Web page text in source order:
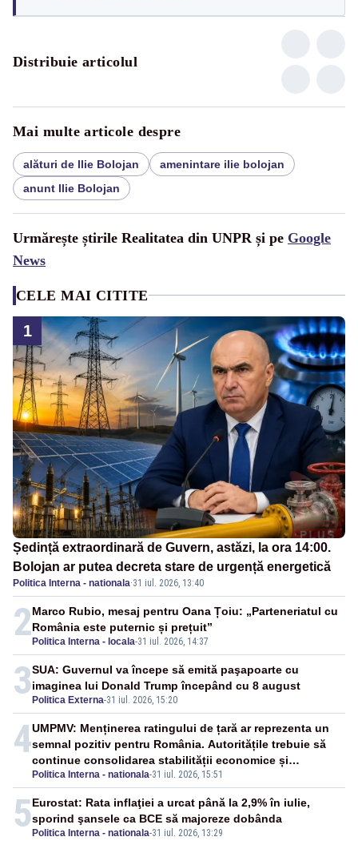
Distribuie articolul
Mai multe articole despre
alături de Ilie Bolojan
amenintare ilie bolojan
anunt Ilie Bolojan
Urmărește știrile Realitatea din UNPR și pe Google
News
CELE MAI CITITE
1
Ședință extraordinară de Guvern, astăzi, la ora 14:00.
Bolojan ar putea decreta stare de urgență energetică
Politica Interna - nationala·31 iul. 2026, 13:40
2 Politica Interna - locala-31 iul. 2026, 14:37
Marco Rubio, mesaj pentru Oana Țoiu: „Parteneriatul cu
România este puternic și prețuit”
3 Politica Externa-31 iul. 2026, 15:20
SUA: Guvernul va începe să emită paşapoarte cu
imaginea lui Donald Trump începând cu 8 august
4
Politica Interna - nationala-31 iul. 2026, 15:51
UMPMV: Menținerea ratingului de țară ar reprezenta un
semnal pozitiv pentru România. Autoritățile trebuie să
continue consolidarea stabilității economice și
financiare
5 Politica Interna - nationala-31 iul. 2026, 13:29
Eurostat: Rata inflaţiei a urcat până la 2,9% în iulie,
sporind şansele ca BCE să majoreze dobânda